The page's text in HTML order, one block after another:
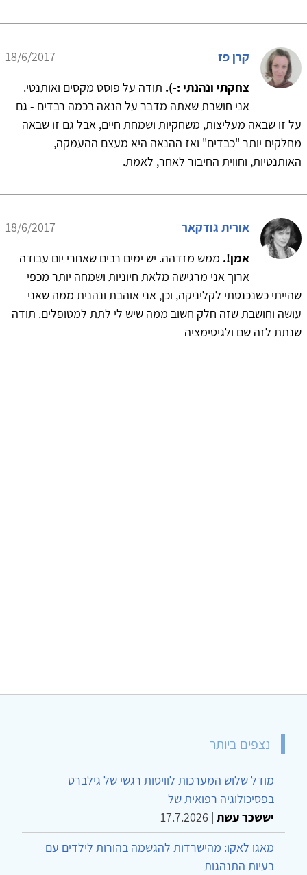
קרן פז
18/6/2017
צחקתי ונהנתי :-). תודה על פוסט מקסים ואותנטי.
אני חושבת שאתה מדבר על הנאה בכמה רבדים - גם
על זו שבאה מעליצות, משחקיות ושמחת חיים, אבל גם זו שבאה
מחלקים יותר "כבדים" ואז ההנאה היא מעצם ההעמקה,
האותנטיות, וחווית החיבור לאחר, לאמת.
אורית גודקאר
18/6/2017
אמן!. ממש מזדהה. יש ימים רבים שאחרי יום עבודה
ארוך אני מרגישה מלאת חיוניות ושמחה יותר מכפי
שהייתי כשנכנסתי לקליניקה, וכן, אני אוהבת ונהנית ממה שאני
עושה וחושבת שזה חלק חשוב ממה שיש לי לתת למטופלים. תודה
שנתת לזה שם ולגיטימציה
נצפים ביותר
מודל שלוש המערכות לוויסות רגשי של גילברט
בפסיכולוגיה רפואית של
יששכר עשת |
17.7.2026
מאגו לאקו: מהישרדות להגשמה בהורות לילדים עם
בעיות התנהגות